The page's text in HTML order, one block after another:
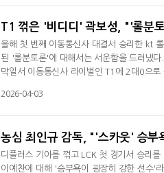
T1 꺾은 '비디디' 곽보성, "'롤분
올해 첫 번째 이동통신사 대결서 승리한 kt
된 '롤분토론'에 대해서는 서운함을 드러냈
막일서 이동통신사 라이벌인 T1에 2대0으
내주지 않았다. 1세트를 하자마자 오늘 이
2026-04-03
농심 최인규 감독, "'스카웃' 승부
디플러스 기아를 꺾고 LCK 첫 경기서 승리
이예찬에 대해 '승부욕이 굉장히 강한 선수'